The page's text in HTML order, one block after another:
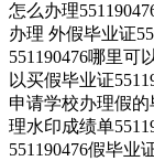
怎么办理
办理 外假毕业证
551190476哪里可
以买假毕业证
申请学校办理假的
理水印成绩单
551190476假毕业